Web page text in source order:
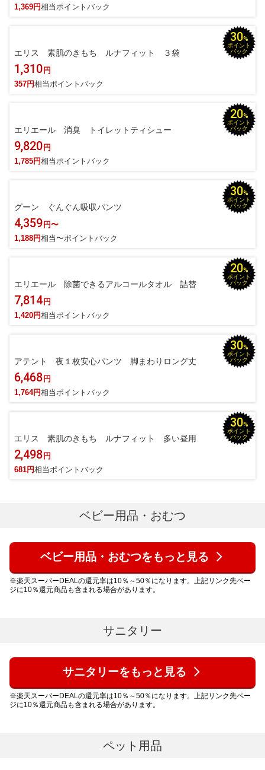
1,369円相当ポイントバック
30%
ポイント
バック
エリス 素肌のきもち ルナフィット ３袋
1,310 円
357円相当ポイントバック
20%
ポイント
バック
エリエール 消臭 トイレットティシュー
9,820 円
1,785円相当ポイントバック
30%
ポイント
バック
グーン ぐんぐん吸収パンツ
4,359 円〜
1,188円相当〜ポイントバック
20%
ポイント
バック
エリエール 除菌できるアルコールタオル 詰替
7,814 円
1,420円相当ポイントバック
30%
ポイント
バック
アテント 夜１枚安心パンツ 脚まわりロング丈
6,468 円
1,764円相当ポイントバック
30%
ポイント
バック
エリス 素肌のきもち ルナフィット 多い昼用
2,498 円
681円相当ポイントバック
ベビー用品・おむつ
ベビー用品・おむつをもっと見る
※楽天スーパーDEALの還元率は10％～50％になります。上記リンク先ペー
ジに10％還元商品も含まれる場合があります。
サニタリー
サニタリーをもっと見る
※楽天スーパーDEALの還元率は10％～50％になります。上記リンク先ペー
ジに10％還元商品も含まれる場合があります。
ペット用品